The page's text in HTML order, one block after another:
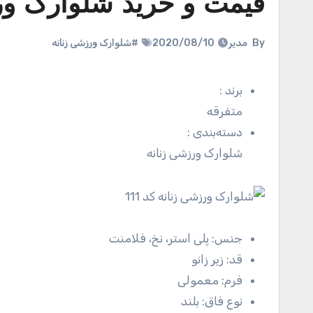
قیمت و خرید شلوارک
By مدیر 2020/08/10 #شلوارک ورزشی زنانه
برند :
متفرقه
دسته‌بندی :
شلوارک ورزشی زنانه
جنس: پلی استر، نخ، فلامنت
قد: زیر زانو
فرم: معمولی
نوع فاق: بلند